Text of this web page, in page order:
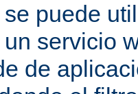
puede
servicio
de